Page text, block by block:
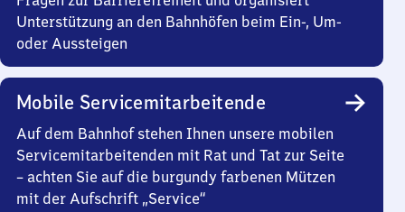
Unterstützung an den Bahnhöfen beim Ein-, Um-
oder Aussteigen
Mobile Servicemitarbeitende
Auf dem Bahnhof stehen Ihnen unsere mobilen
Servicemitarbeitenden mit Rat und Tat zur Seite
– achten Sie auf die burgundy farbenen Mützen
mit der Aufschrift „Service“